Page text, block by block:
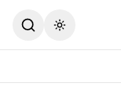
Toggle theme